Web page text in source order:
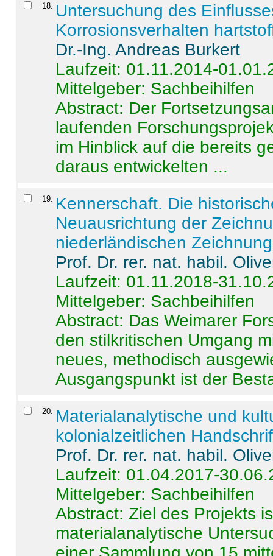
18
Untersuchung des
Korrosionsverhalten
Dr.-Ing. Andreas Burkert
Laufzeit: 01.11.2014-
Mittelgeber: Sachbeihilfen
Abstract: Der
laufenden
im Hinblick auf die bereits
daraus entwickelten ...
19
Kennerschaft. Die
Neuausrichtung der
niederländischen
Prof. Dr. rer. nat. habil.
Laufzeit: 01.11.2018-
Mittelgeber: Sachbeihilfen
Abstract: Das Weimarer
den stilkritischen Umgang
neues, methodisch
Ausgangspunkt ist der
20
Materialanalytische und
kolonialzeitlichen
Prof. Dr. rer. nat. habil.
Laufzeit: 01.04.2017-
Mittelgeber: Sachbeihilfen
Abstract:Ziel des Projekts
materialanalytische